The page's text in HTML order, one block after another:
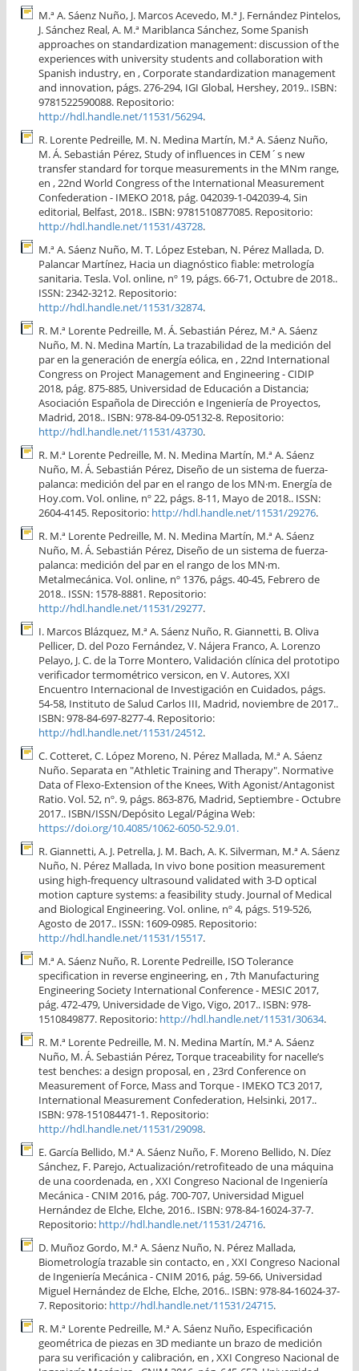
M.ª A. Sáenz Nuño, J. Marcos Acevedo, M.ª J. Fernández Pintelos,
J. Sánchez Real, A. M.ª Mariblanca Sánchez, Some Spanish
approaches on standardization management: discussion of the
experiences with university students and collaboration with
Spanish industry, en , Corporate standardization management
and innovation, págs. 276-294, IGI Global, Hershey, 2019.. ISBN:
9781522590088. Repositorio:
http://hdl.handle.net/11531/56294.
R. Lorente Pedreille, M. N. Medina Martín, M.ª A. Sáenz Nuño,
M. Á. Sebastián Pérez, Study of influences in CEM´s new
transfer standard for torque measurements in the MNm range,
en , 22nd World Congress of the International Measurement
Confederation - IMEKO 2018, pág. 042039-1-042039-4, Sin
editorial, Belfast, 2018.. ISBN: 9781510877085. Repositorio:
http://hdl.handle.net/11531/43728.
M.ª A. Sáenz Nuño, M. T. López Esteban, N. Pérez Mallada, D.
Palancar Martínez, Hacia un diagnóstico fiable: metrología
sanitaria. Tesla. Vol. online, nº 19, págs. 66-71, Octubre de 2018..
ISSN: 2342-3212. Repositorio:
http://hdl.handle.net/11531/32874.
R. M.ª Lorente Pedreille, M. Á. Sebastián Pérez, M.ª A. Sáenz
Nuño, M. N. Medina Martín, La trazabilidad de la medición del
par en la generación de energía eólica, en , 22nd International
Congress on Project Management and Engineering - CIDIP
2018, pág. 875-885, Universidad de Educación a Distancia;
Asociación Española de Dirección e Ingeniería de Proyectos,
Madrid, 2018.. ISBN: 978-84-09-05132-8. Repositorio:
http://hdl.handle.net/11531/43730.
R. M.ª Lorente Pedreille, M. N. Medina Martín, M.ª A. Sáenz
Nuño, M. Á. Sebastián Pérez, Diseño de un sistema de fuerza-
palanca: medición del par en el rango de los MN·m. Energía de
Hoy.com. Vol. online, nº 22, págs. 8-11, Mayo de 2018.. ISSN:
2604-4145. Repositorio: http://hdl.handle.net/11531/29276.
R. M.ª Lorente Pedreille, M. N. Medina Martín, M.ª A. Sáenz
Nuño, M. Á. Sebastián Pérez, Diseño de un sistema de fuerza-
palanca: medición del par en el rango de los MN·m.
Metalmecánica. Vol. online, nº 1376, págs. 40-45, Febrero de
2018.. ISSN: 1578-8881. Repositorio:
http://hdl.handle.net/11531/29277.
I. Marcos Blázquez, M.ª A. Sáenz Nuño, R. Giannetti, B. Oliva
Pellicer, D. del Pozo Fernández, V. Nájera Franco, A. Lorenzo
Pelayo, J. C. de la Torre Montero, Validación clínica del prototipo
verificador termométrico versicon, en V. Autores, XXI
Encuentro Internacional de Investigación en Cuidados, págs.
54-58, Instituto de Salud Carlos III, Madrid, noviembre de 2017..
ISBN: 978-84-697-8277-4. Repositorio:
http://hdl.handle.net/11531/24512.
C. Cotteret, C. López Moreno, N. Pérez Mallada, M.ª A. Sáenz
Nuño. Separata en "Athletic Training and Therapy". Normative
Data of Flexo-Extension of the Knees, With Agonist/Antagonist
Ratio. Vol. 52, nº. 9, págs. 863-876, Madrid, Septiembre - Octubre
2017.. ISBN/ISSN/Depósito Legal/Página Web:
https://doi.org/10.4085/1062-6050-52.9.01.
R. Giannetti, A. J. Petrella, J. M. Bach, A. K. Silverman, M.ª A. Sáenz
Nuño, N. Pérez Mallada, In vivo bone position measurement
using high-frequency ultrasound validated with 3-D optical
motion capture systems: a feasibility study. Journal of Medical
and Biological Engineering. Vol. online, nº 4, págs. 519-526,
Agosto de 2017.. ISSN: 1609-0985. Repositorio:
http://hdl.handle.net/11531/15517.
M.ª A. Sáenz Nuño, R. Lorente Pedreille, ISO Tolerance
specification in reverse engineering, en , 7th Manufacturing
Engineering Society International Conference - MESIC 2017,
pág. 472-479, Universidade de Vigo, Vigo, 2017.. ISBN: 978-
1510849877. Repositorio: http://hdl.handle.net/11531/30634.
R. M.ª Lorente Pedreille, M. N. Medina Martín, M.ª A. Sáenz
Nuño, M. Á. Sebastián Pérez, Torque traceability for nacelle’s
test benches: a design proposal, en , 23rd Conference on
Measurement of Force, Mass and Torque - IMEKO TC3 2017,
International Measurement Confederation, Helsinki, 2017..
ISBN: 978-151084471-1. Repositorio:
http://hdl.handle.net/11531/29098.
E. García Bellido, M.ª A. Sáenz Nuño, F. Moreno Bellido, N. Díez
Sánchez, F. Parejo, Actualización/retrofiteado de una máquina
de una coordenada, en , XXI Congreso Nacional de Ingeniería
Mecánica - CNIM 2016, pág. 700-707, Universidad Miguel
Hernández de Elche, Elche, 2016.. ISBN: 978-84-16024-37-7.
Repositorio: http://hdl.handle.net/11531/24716.
D. Muñoz Gordo, M.ª A. Sáenz Nuño, N. Pérez Mallada,
Biometrología trazable sin contacto, en , XXI Congreso Nacional
de Ingeniería Mecánica - CNIM 2016, pág. 59-66, Universidad
Miguel Hernández de Elche, Elche, 2016.. ISBN: 978-84-16024-37-
7. Repositorio: http://hdl.handle.net/11531/24715.
R. M.ª Lorente Pedreille, M.ª A. Sáenz Nuño, Especificación
geométrica de piezas en 3D mediante un brazo de medición
para su verificación y calibración, en , XXI Congreso Nacional de